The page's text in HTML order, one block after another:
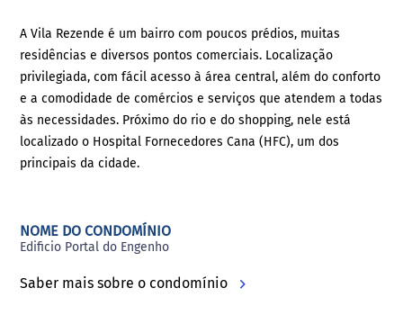
A Vila Rezende é um bairro com poucos prédios, muitas
residências e diversos pontos comerciais. Localização
privilegiada, com fácil acesso à área central, além do conforto
e a comodidade de comércios e serviços que atendem a todas
às necessidades. Próximo do rio e do shopping, nele está
localizado o Hospital Fornecedores Cana (HFC), um dos
principais da cidade.
NOME DO CONDOMÍNIO
Edificio Portal do Engenho
Saber mais sobre o condomínio